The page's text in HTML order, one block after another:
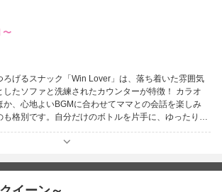
〜
ろげるスナック「Win Lover」は、落ち着いた雰囲気
ソファと洗練されたカウンターが特徴！ カラオ
か、心地よいBGMに合わせてママとの会話を楽しみ
格別です。自分だけのボトルを片手に、ゆったりと
度訪れても新しい楽しみが見つかるスナックです。
工夫が人気の秘密です。